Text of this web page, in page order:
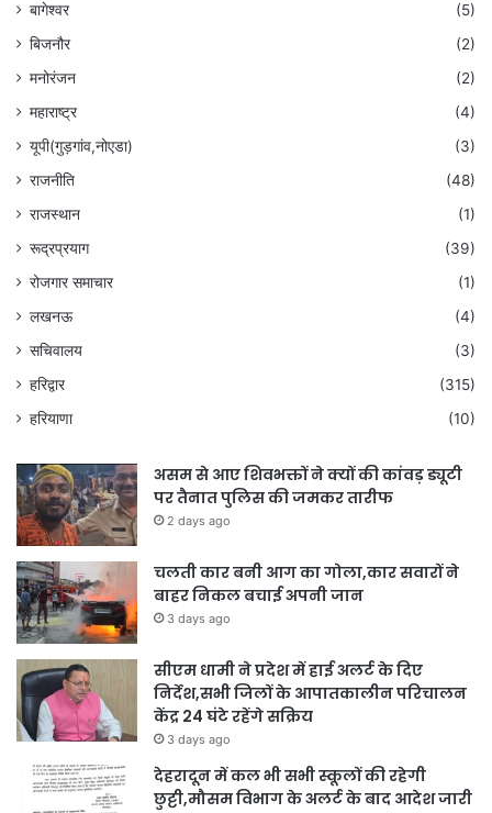
बागेश्वर
(5)
बिजनौर
(2)
मनोरंजन
(2)
महाराष्ट्र
(4)
यूपी(गुड़गांव,नोएडा)
(3)
राजनीति
(48)
राजस्थान
(1)
रूद्रप्रयाग
(39)
रोजगार समाचार
(1)
लखनऊ
(4)
सचिवालय
(3)
हरिद्वार
(315)
हरियाणा
(10)
असम से आए शिवभक्तों ने क्यों की कांवड़ ड्यूटी
पर तैनात पुलिस की जमकर तारीफ
2 days ago
चलती कार बनी आग का गोला,कार सवारों ने
बाहर निकल बचाई अपनी जान
3 days ago
सीएम धामी ने प्रदेश में हाई अलर्ट के दिए
निर्देश,सभी जिलों के आपातकालीन परिचालन
केंद्र 24 घंटे रहेंगे सक्रिय
3 days ago
देहरादून में कल भी सभी स्कूलों की रहेगी
छुट्टी,मौसम विभाग के अलर्ट के बाद आदेश जारी